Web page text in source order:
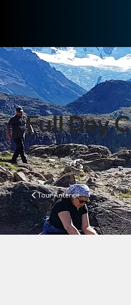
Full Day
Tour Anterior